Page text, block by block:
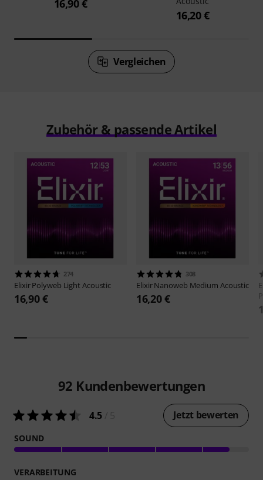
16,90 €
16,20 €
Vergleichen
Zubehör & passende Artikel
274
ElixirPolyweb Light Acoustic
16,90 €
308
ElixirNanoweb Medium Acoustic
16,20 €
92 Kundenbewertungen
4.5 Jetzt bewerten
SOUND
VERARBEITUNG